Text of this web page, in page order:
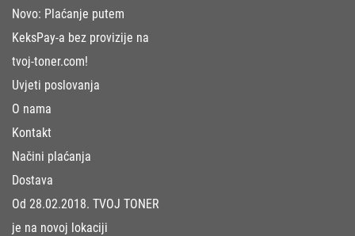
Novo: Plaćanje putem
KeksPay-a bez provizije na
tvoj-toner.com!
Uvjeti poslovanja
O nama
Kontakt
Načini plaćanja
Dostava
Od 28.02.2018. TVOJ TONER
je na novoj lokaciji